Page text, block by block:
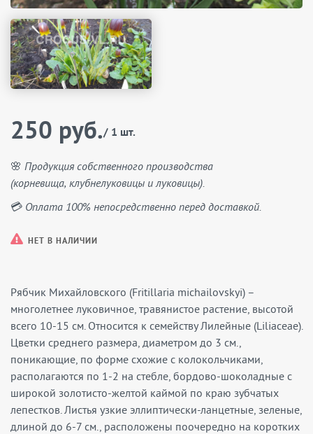
250 руб./ 1 шт.
🌸 Продукция собственного производства
(корневища, клубнелуковицы и луковицы).
💳 Оплата 100% непосредственно перед доставкой.
НЕТ В НАЛИЧИИ
Рябчик Михайловского (Fritillaria michailovskyi) –
многолетнее луковичное, травянистое растение, высотой
всего 10-15 см. Относится к семейству Лилейные (Liliaceae).
Цветки среднего размера, диаметром до 3 см.,
поникающие, по форме схожие с колокольчиками,
располагаются по 1-2 на стебле, бордово-шоколадные с
широкой золотисто-желтой каймой по краю зубчатых
лепестков. Листья узкие эллиптически-ланцетные, зеленые,
длиной до 6-7 см., расположены поочередно на коротких